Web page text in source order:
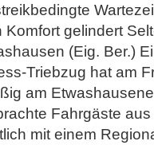
Komfort gelindert
(Eig. Ber.)
Triebzug hat am
am
Fahrgäste
mit einem